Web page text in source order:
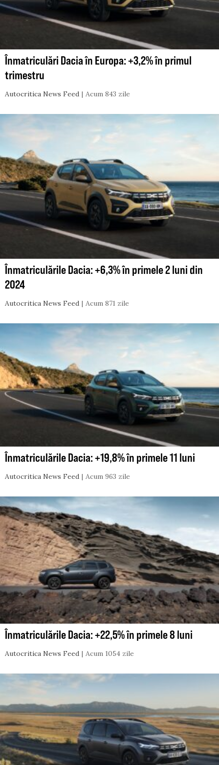
Înmatriculări Dacia în Europa: +3,2% în primul
trimestru
Autocritica News Feed Acum 843 zile
Înmatriculările Dacia: +6,3% în primele 2 luni din
2024
Autocritica News Feed Acum 871 zile
Înmatriculările Dacia: +19,8% în primele 11 luni
Autocritica News Feed Acum 963 zile
Înmatriculările Dacia: +22,5% în primele 8 luni
Autocritica News Feed Acum 1054 zile